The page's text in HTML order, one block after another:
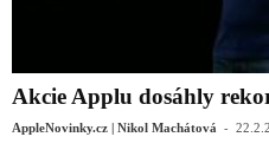
Akcie Applu dosáhly
AppleNovinky.cz | Nikol Machátová -